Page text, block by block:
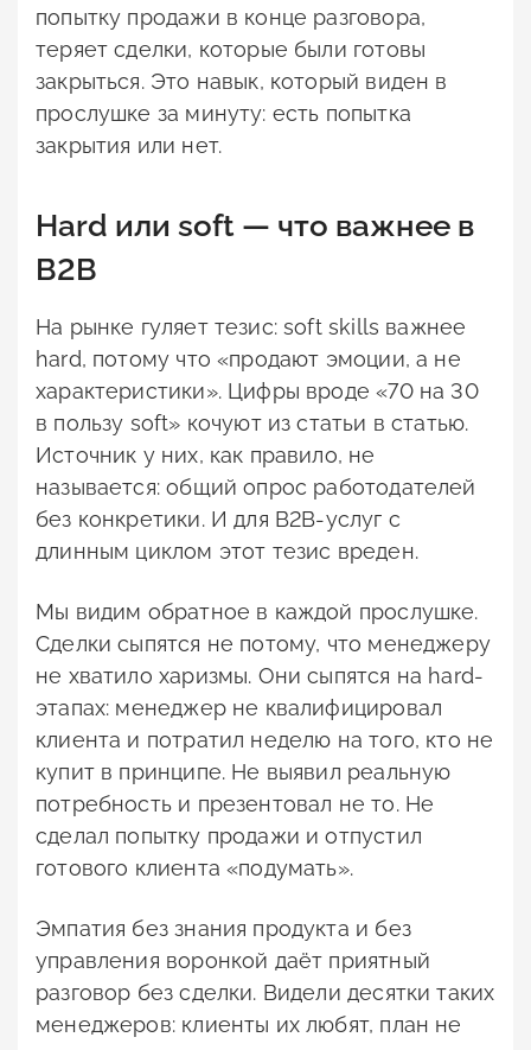
попытку продажи в конце разговора,
теряет сделки, которые были готовы
закрыться. Это навык, который виден в
прослушке за минуту: есть попытка
закрытия или нет.
Hard или soft — что важнее в
B2B
На рынке гуляет тезис: soft skills важнее
hard, потому что «продают эмоции, а не
характеристики». Цифры вроде «70 на 30
в пользу soft» кочуют из статьи в статью.
Источник у них, как правило, не
называется: общий опрос работодателей
без конкретики. И для B2B-услуг с
длинным циклом этот тезис вреден.
Мы видим обратное в каждой прослушке.
Сделки сыпятся не потому, что менеджеру
не хватило харизмы. Они сыпятся на hard-
этапах: менеджер не квалифицировал
клиента и потратил неделю на того, кто не
купит в принципе. Не выявил реальную
потребность и презентовал не то. Не
сделал попытку продажи и отпустил
готового клиента «подумать».
Эмпатия без знания продукта и без
управления воронкой даёт приятный
разговор без сделки. Видели десятки таких
менеджеров: клиенты их любят, план не